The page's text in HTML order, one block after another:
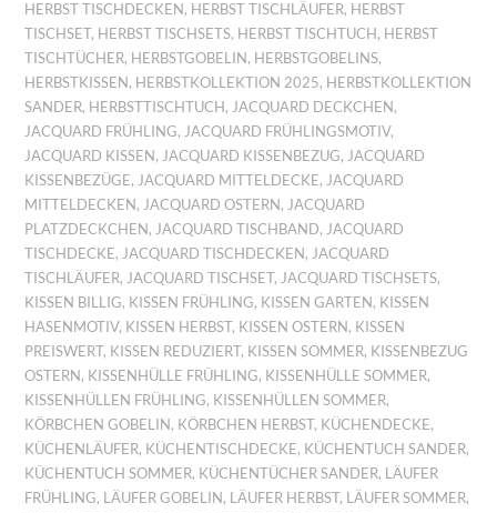
HERBST TISCHDECKEN , HERBST TISCHLÄUFER, HERBST
TISCHSET, HERBST TISCHSETS, HERBST TISCHTUCH , HERBST
TISCHTÜCHER, HERBSTGOBELIN , HERBSTGOBELINS,
HERBSTKISSEN , HERBSTKOLLEKTION 2025, HERBSTKOLLEKTION
SANDER, HERBSTTISCHTUCH ,JACQUARD DECKCHEN ,
JACQUARD FRÜHLING,JACQUARD FRÜHLINGSMOTIV,
JACQUARD KISSEN ,JACQUARD KISSENBEZUG,JACQUARD
KISSENBEZÜGE,JACQUARD MITTELDECKE,JACQUARD
MITTELDECKEN ,JACQUARD OSTERN ,JACQUARD
PLATZDECKCHEN ,JACQUARD TISCHBAND,JACQUARD
TISCHDECKE,JACQUARD TISCHDECKEN ,JACQUARD
TISCHLÄUFER,JACQUARD TISCHSET,JACQUARD TISCHSETS,
KISSEN BILLIG, KISSEN FRÜHLING, KISSEN GARTEN , KISSEN
HASENMOTIV, KISSEN HERBST, KISSEN OSTERN , KISSEN
PREISWERT, KISSEN REDUZIERT, KISSEN SOMMER, KISSENBEZUG
OSTERN , KISSENHÜLLE FRÜHLING, KISSENHÜLLE SOMMER,
KISSENHÜLLEN FRÜHLING, KISSENHÜLLEN SOMMER,
KÖRBCHEN GOBELIN , KÖRBCHEN HERBST, KÜCHENDECKE,
KÜCHENLÄUFER, KÜCHENTISCHDECKE, KÜCHENTUCH SANDER,
KÜCHENTUCH SOMMER, KÜCHENTÜCHER SANDER, LÄUFER
FRÜHLING, LÄUFER GOBELIN , LÄUFER HERBST, LÄUFER SOMMER,